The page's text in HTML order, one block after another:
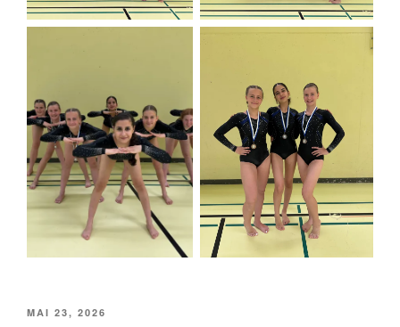
VERÖFFENTLICHT
MAI 23, 2026